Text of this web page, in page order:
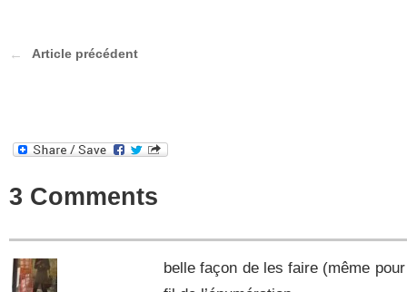
Article précédent
3 Comments
belle façon de les faire (même